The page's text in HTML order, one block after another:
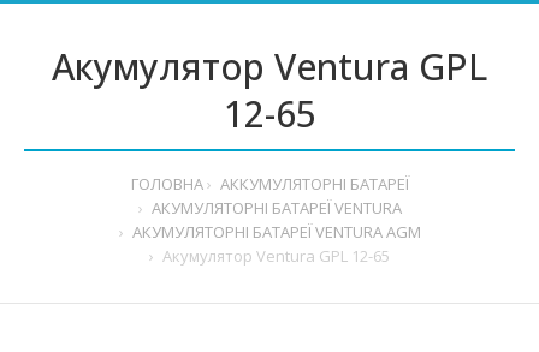
Акумулятор Ventura GPL
12-65
ГОЛОВНА
АККУМУЛЯТОРНІ БАТАРЕЇ
АКУМУЛЯТОРНІ БАТАРЕЇ VENTURA
АКУМУЛЯТОРНІ БАТАРЕЇ VENTURA AGM
Акумулятор Ventura GPL 12-65